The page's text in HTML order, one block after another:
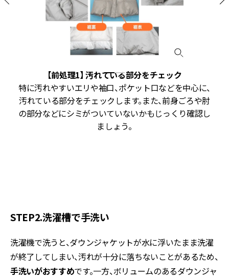
【前処理1】 汚れている部分をチェック
特に汚れやすいエリや袖口、ポケット口などを中心に、
汚れている部分をチェックします。また、前身ごろや肘
の部分などにシミがついていないかもじっくり確認し
ましょう。
STEP2.洗濯槽で手洗い
洗濯機で洗うと、ダウンジャケットが水に浮いたまま洗濯
が終了してしまい、汚れが十分に落ちないことがあるため、
手洗いがおすすめです。一方、ボリュームのあるダウンジャ